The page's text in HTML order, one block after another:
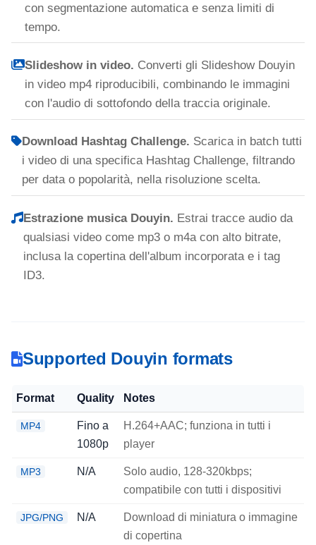
con segmentazione automatica e senza limiti di
tempo.
Slideshow in video. Converti gli Slideshow Douyin
in video mp4 riproducibili, combinando le immagini
con l'audio di sottofondo della traccia originale.
Download Hashtag Challenge. Scarica in batch tutti
i video di una specifica Hashtag Challenge, filtrando
per data o popolarità, nella risoluzione scelta.
Estrazione musica Douyin. Estrai tracce audio da
qualsiasi video come mp3 o m4a con alto bitrate,
inclusa la copertina dell'album incorporata e i tag
ID3.
Supported Douyin formats
Format Quality Notes
MP4
Fino a
1080p
H.264+AAC; funziona in tutti i
player
MP3 N/A
Solo audio, 128-320kbps;
compatibile con tutti i dispositivi
JPG/PNG N/A
Download di miniatura o immagine
di copertina